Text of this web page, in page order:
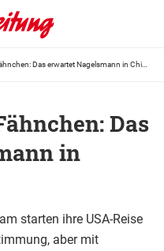
Das
in
starten ihre USA-Reise
aber mit